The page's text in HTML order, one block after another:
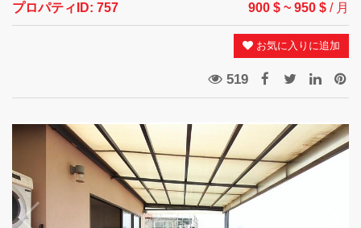
プロパティID: 757 900 $ ~ 950 $ / 月
お気に入りに追加
519